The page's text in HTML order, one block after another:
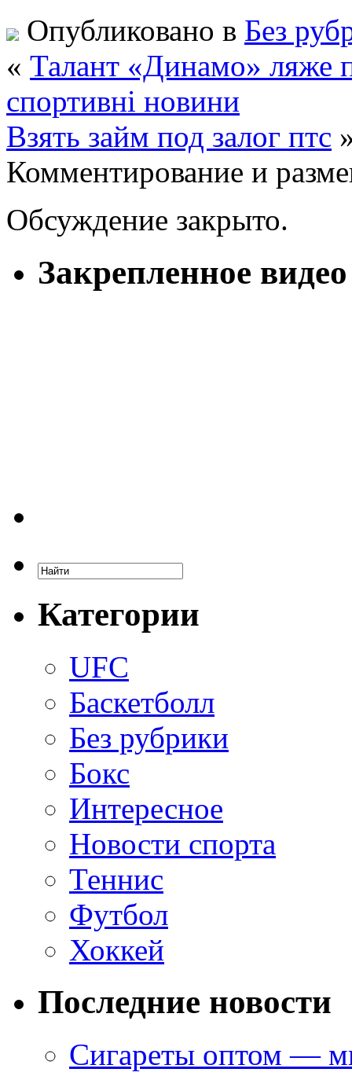
Опубликовано в Без
« Талант «Динамо» ляже
спортивні новини
Взять займ под залог птс
Комментирование и
Обсуждение закрыто.
Закрепленное видео
Категории
UFC
Баскетболл
Без рубрики
Бокс
Интересное
Новости спорта
Теннис
Футбол
Хоккей
Последние новости
Сигареты оптом —